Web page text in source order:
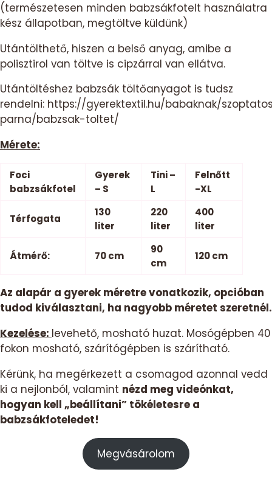
(természetesen minden babzsákfotelt használatra
kész állapotban, megtöltve küldünk)
Utántölthető, hiszen a belső anyag, amibe a
polisztirol van töltve is cipzárral van ellátva.
Utántöltéshez babzsák töltőanyagot is tudsz
rendelni: https://gyerektextil.hu/babaknak/
parna/babzsak-toltet/
Mérete:
Foci
babzsákfotel
Gyerek
– S
Tini –
L
Felnőtt
-XL
Térfogata
130
liter
220
liter
400
liter
Átmérő: 70 cm
90
cm
120 cm
Az alapár a gyerek méretre vonatkozik, opcióban
tudod kiválasztani, ha nagyobb méretet szeretnél.
Kezelése: levehető, mosható huzat. Mosógépben 40
fokon mosható, szárítógépben is szárítható.
Kérünk, ha megérkezett a csomagod azonnal vedd
ki a nejlonból, valamint nézd meg videónkat,
hogyan kell „beállítani” tökéletesre a
babzsákfoteledet!
Megvásárolom